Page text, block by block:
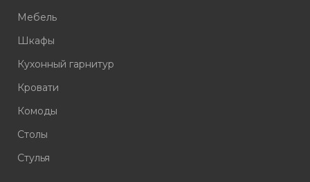
Мебель
Шкафы
Кухонный гарнитур
Кровати
Комоды
Столы
Стулья